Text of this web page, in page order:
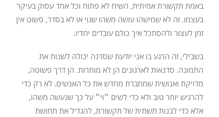
באמת תקשורת אמיתית, השיח לא פתוח וכל אחד עסוק בעיקר
בעצמו. זה לא שמישהו עושה משהו שגוי או לא בסדר, פשוט אין
זמן לעצור ולהסתכל איך כולם עובדים יחדיו.
בשבילי, זה הרגע בו אני יודעת שסדנה יכולה לשנות את
התמונה. סדנאות לארגונים הן לא מותרות. הן דרך פשוטה,
מדויקת ואנושית שמחברת מחדש את כל האנשים. לא רק כדי
להרגיש יותר טוב ולא כדי לשים ״וי״ על כך שנעשה משהו,
אלא כדי לבנות תשתית של תקשורת, להגדיל את תחושת